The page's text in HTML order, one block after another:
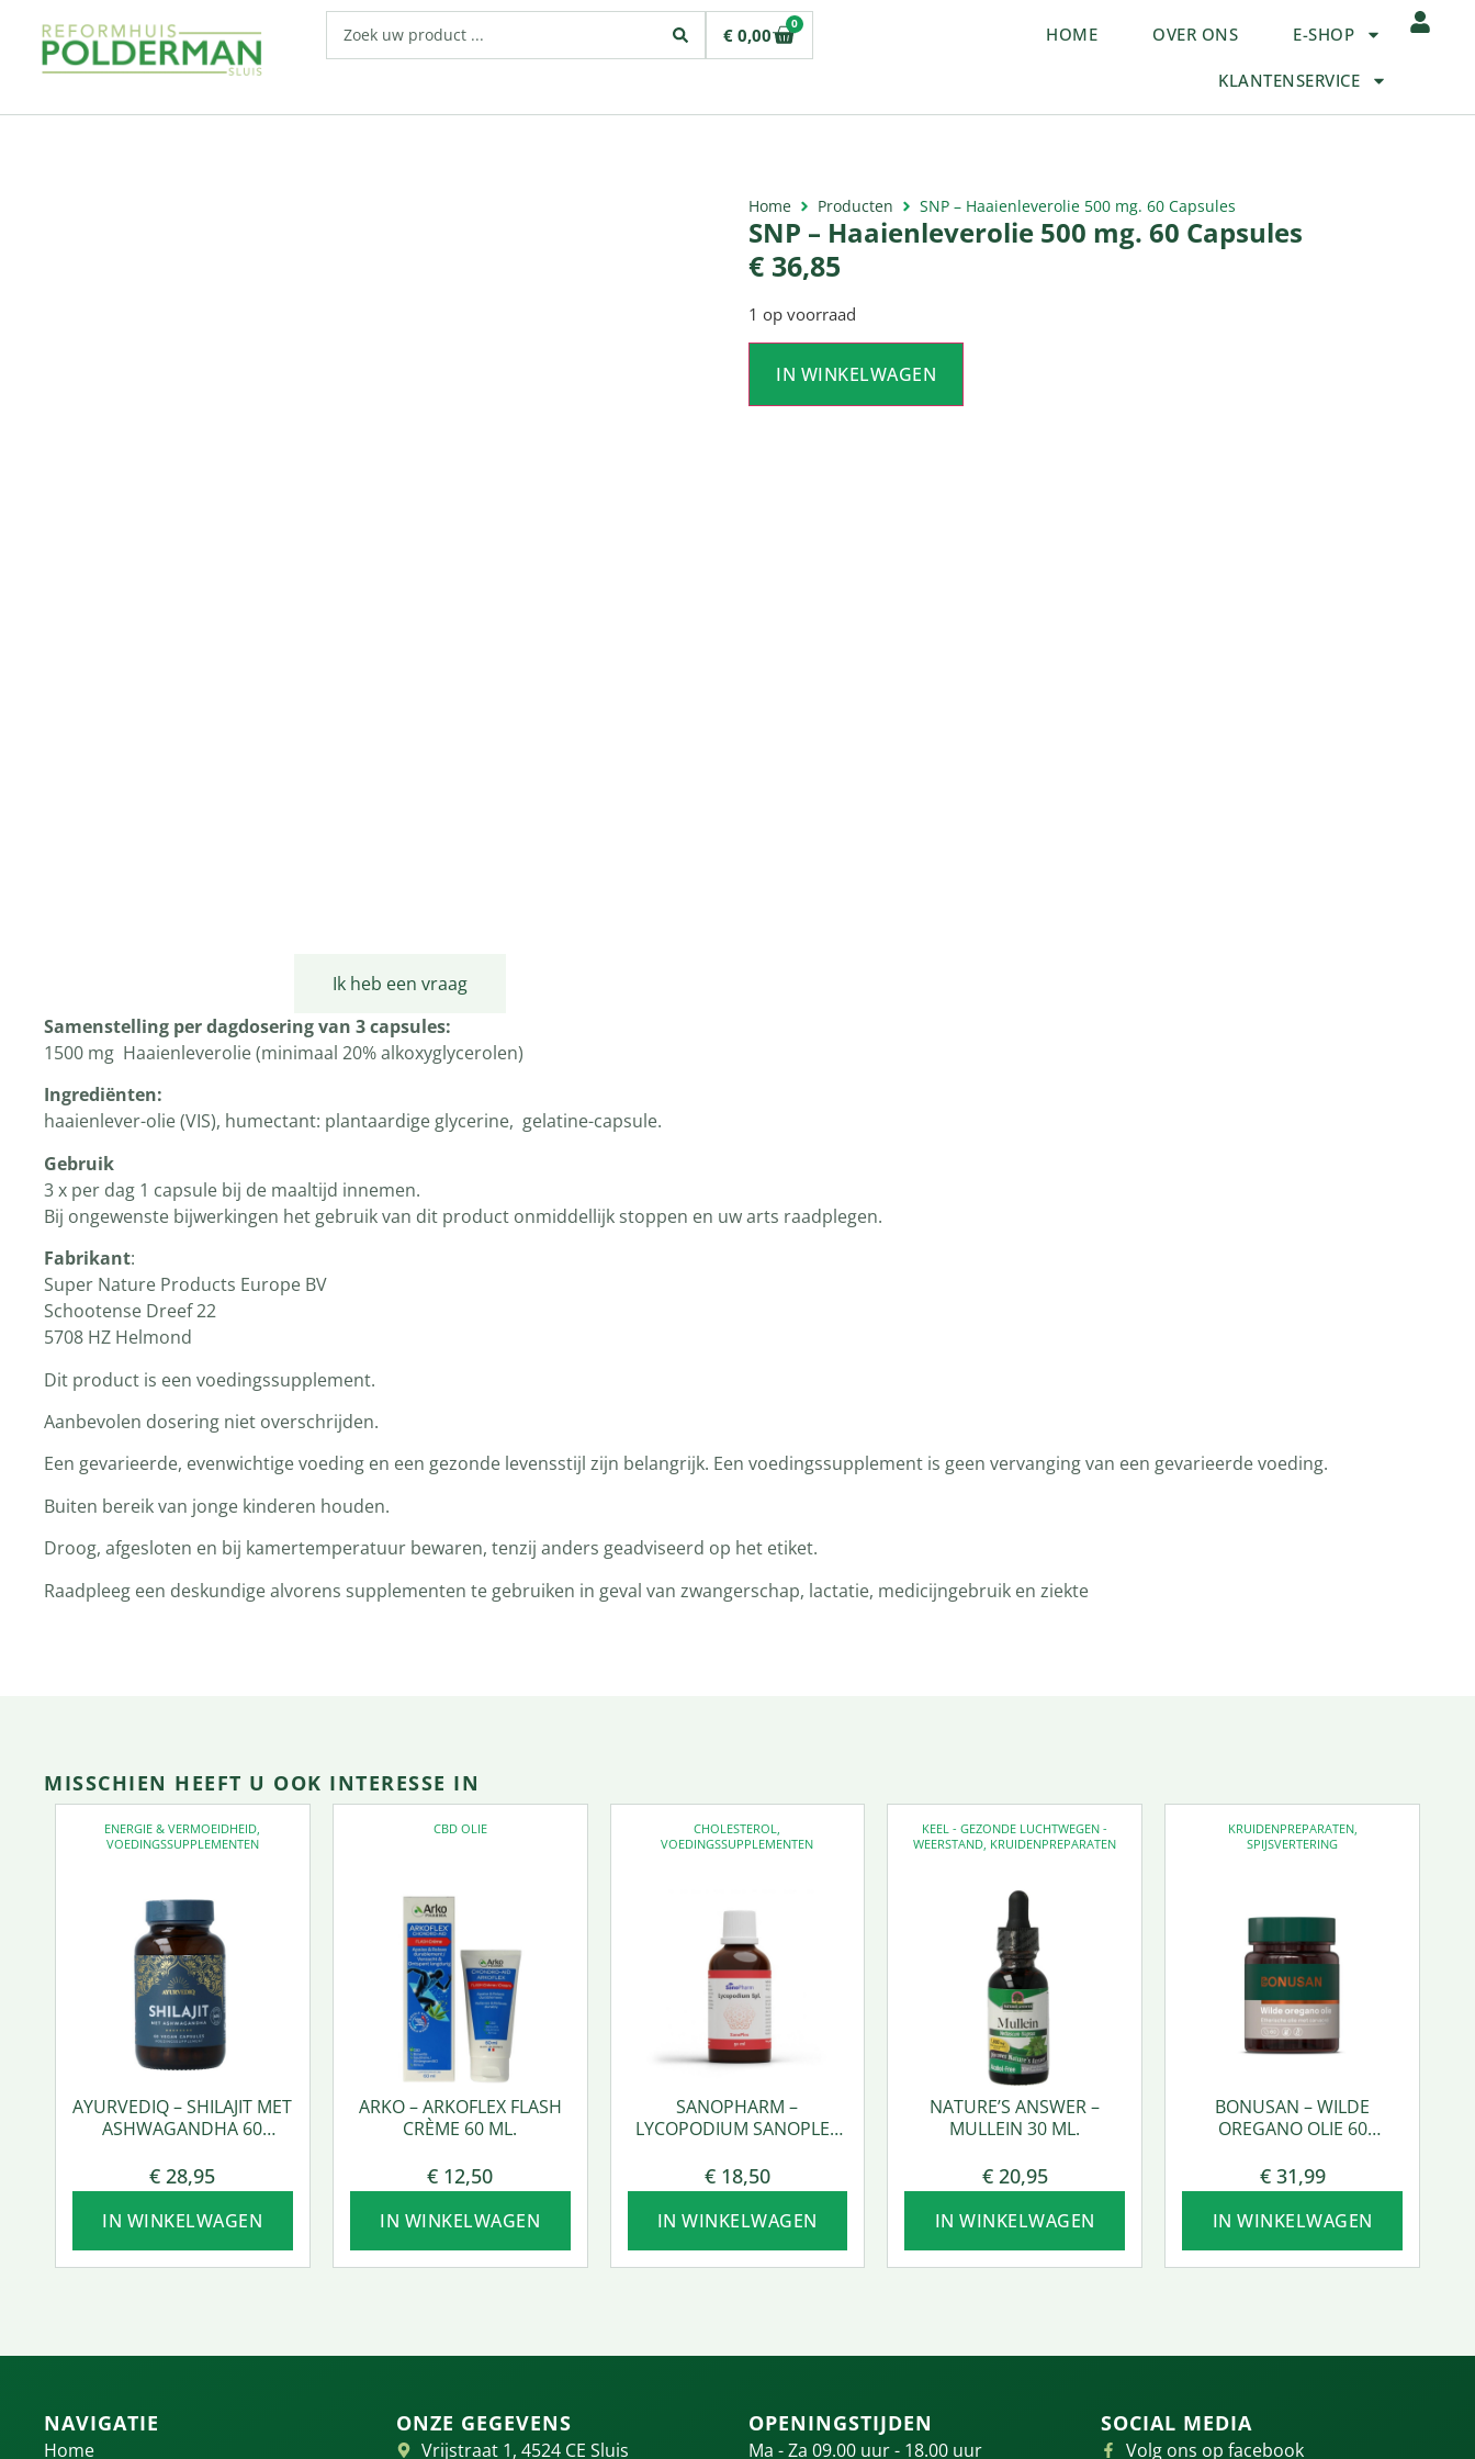
€ 0,00
0 HOME OVER ONS E-SHOP
KLANTENSERVICE
Home Producten SNP – Haaienleverolie 500 mg. 60 Capsules
SNP – Haaienleverolie 500 mg. 60 Capsules
€ 36,85
1 op voorraad
IN WINKELWAGEN
Ik heb een vraag
Samenstelling per dagdosering van 3 capsules:
1500 mg Haaienleverolie (minimaal 20% alkoxyglycerolen)
Ingrediënten:
haaienlever-olie (VIS), humectant: plantaardige glycerine, gelatine-capsule.
Gebruik
3 x per dag 1 capsule bij de maaltijd innemen.
Bij ongewenste bijwerkingen het gebruik van dit product onmiddellijk stoppen en uw arts raadplegen.
Fabrikant:
Super Nature Products Europe BV
Schootense Dreef 22
5708 HZ Helmond
Dit product is een voedingssupplement.
Aanbevolen dosering niet overschrijden.
Een gevarieerde, evenwichtige voeding en een gezonde levensstijl zijn belangrijk. Een voedingssupplement is geen vervanging van een gevarieerde voeding.
Buiten bereik van jonge kinderen houden.
Droog, afgesloten en bij kamertemperatuur bewaren, tenzij anders geadviseerd op het etiket.
Raadpleeg een deskundige alvorens supplementen te gebruiken in geval van zwangerschap, lactatie, medicijngebruik en ziekte
MISSCHIEN HEEFT U OOK INTERESSE IN
ENERGIE & VERMOEIDHEID
VOEDINGSSUPPLEMENTEN
AYURVEDIQ – SHILAJIT MET
ASHWAGANDHA 60
€ 28,95
IN WINKELWAGEN
CBD OLIE
ARKO – ARKOFLEX FLASH
CRÈME 60 ML.
€ 12,50
IN WINKELWAGEN
CHOLESTEROL
VOEDINGSSUPPLEMENTEN
SANOPHARM –
LYCOPODIUM SANOPLEX
€18,50
IN WINKELWAGEN
KEEL - GEZONDE LUCHTWEGEN -
WEERSTAND KRUIDENPREPARATEN
NATURE’S ANSWER –
MULLEIN 30 ML.
€20,95
IN WINKELWAGEN
KRUIDENPREPARATEN,
SPIJSVERTERING
BONUSAN – WILDE
OREGANO OLIE 60
€31,99
IN WINKELWAGEN
NAVIGATIE
Home
ONZE GEGEVENS
Vrijstraat 1, 4524 CE Sluis
OPENINGSTIJDEN
Ma - Za 09.00 uur - 18.00 uur
SOCIAL MEDIA
Volg ons op facebook